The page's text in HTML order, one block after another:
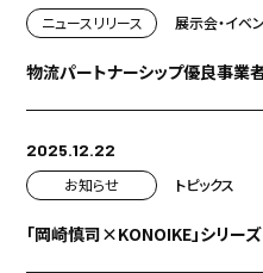
ニュースリリース
展示会・イベ
物流パートナーシップ優良事業
2025.12.22
お知らせ
トピックス
「岡崎慎司×KONOIKE」シリ